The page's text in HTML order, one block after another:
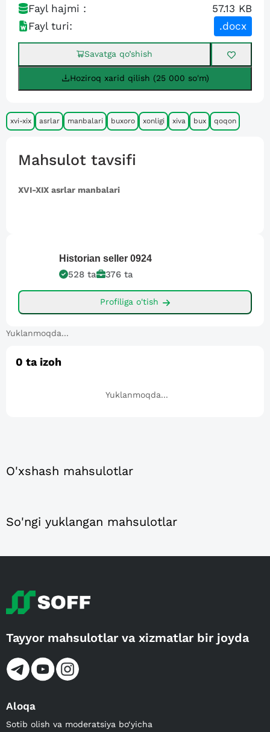
Fayl hajmi :
57.13 KB
Fayl turi:
.docx
Savatga qo’shish
Hoziroq xarid qilish (25 000 so'm)
xvi-xix asrlar manbalari buxoro xonligi xiva bux qoqon
Mahsulot tavsifi
XVI-XIX asrlar manbalari
Historian seller 0924
528 ta 376 ta
Profiliga o'tish
Yuklanmoqda...
0 ta izoh
Yuklanmoqda...
O'xshash mahsulotlar
So'ngi yuklangan mahsulotlar
Tayyor mahsulotlar va xizmatlar bir joyda
Aloqa
Sotib olish va moderatsiya bo‘yicha